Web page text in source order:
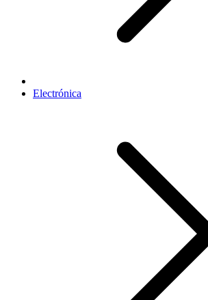
Electrónica